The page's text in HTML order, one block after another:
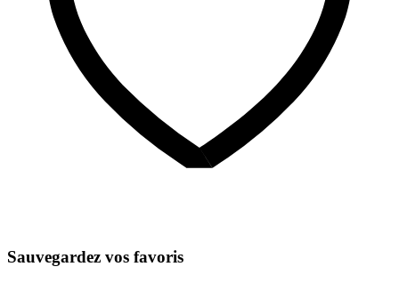
Sauvegardez vos favoris